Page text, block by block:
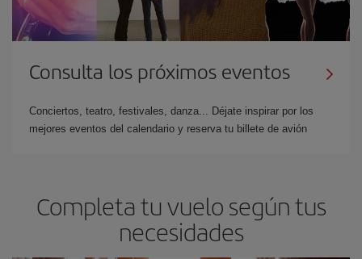
Consulta los próximos eventos
Conciertos, teatro, festivales, danza... Déjate inspirar por los
mejores eventos del calendario y reserva tu billete de avión
Completa tu vuelo según tus
necesidades